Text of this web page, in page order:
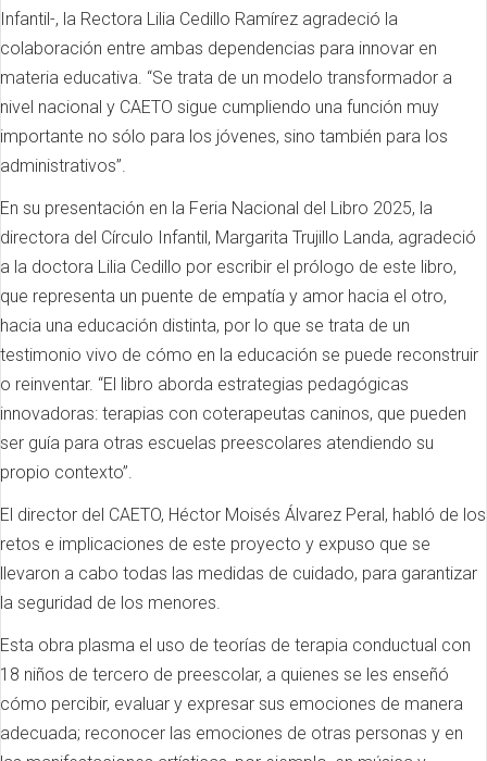
Infantil-, la Rectora Lilia Cedillo Ramírez agradeció la
colaboración entre ambas dependencias para innovar en
materia educativa. “Se trata de un modelo transformador a
nivel nacional y CAETO sigue cumpliendo una función muy
importante no sólo para los jóvenes, sino también para los
administrativos”.
En su presentación en la Feria Nacional del Libro 2025, la
directora del Círculo Infantil, Margarita Trujillo Landa, agradeció
a la doctora Lilia Cedillo por escribir el prólogo de este libro,
que representa un puente de empatía y amor hacia el otro,
hacia una educación distinta, por lo que se trata de un
testimonio vivo de cómo en la educación se puede reconstruir
o reinventar. “El libro aborda estrategias pedagógicas
innovadoras: terapias con coterapeutas caninos, que pueden
ser guía para otras escuelas preescolares atendiendo su
propio contexto”.
El director del CAETO, Héctor Moisés Álvarez Peral, habló de los
retos e implicaciones de este proyecto y expuso que se
llevaron a cabo todas las medidas de cuidado, para garantizar
la seguridad de los menores.
Esta obra plasma el uso de teorías de terapia conductual con
18 niños de tercero de preescolar, a quienes se les enseñó
cómo percibir, evaluar y expresar sus emociones de manera
adecuada; reconocer las emociones de otras personas y en